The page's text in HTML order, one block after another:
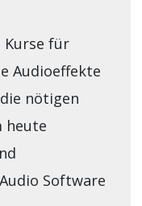
Kurse für
Audioeffekte
nötigen
heute
Software